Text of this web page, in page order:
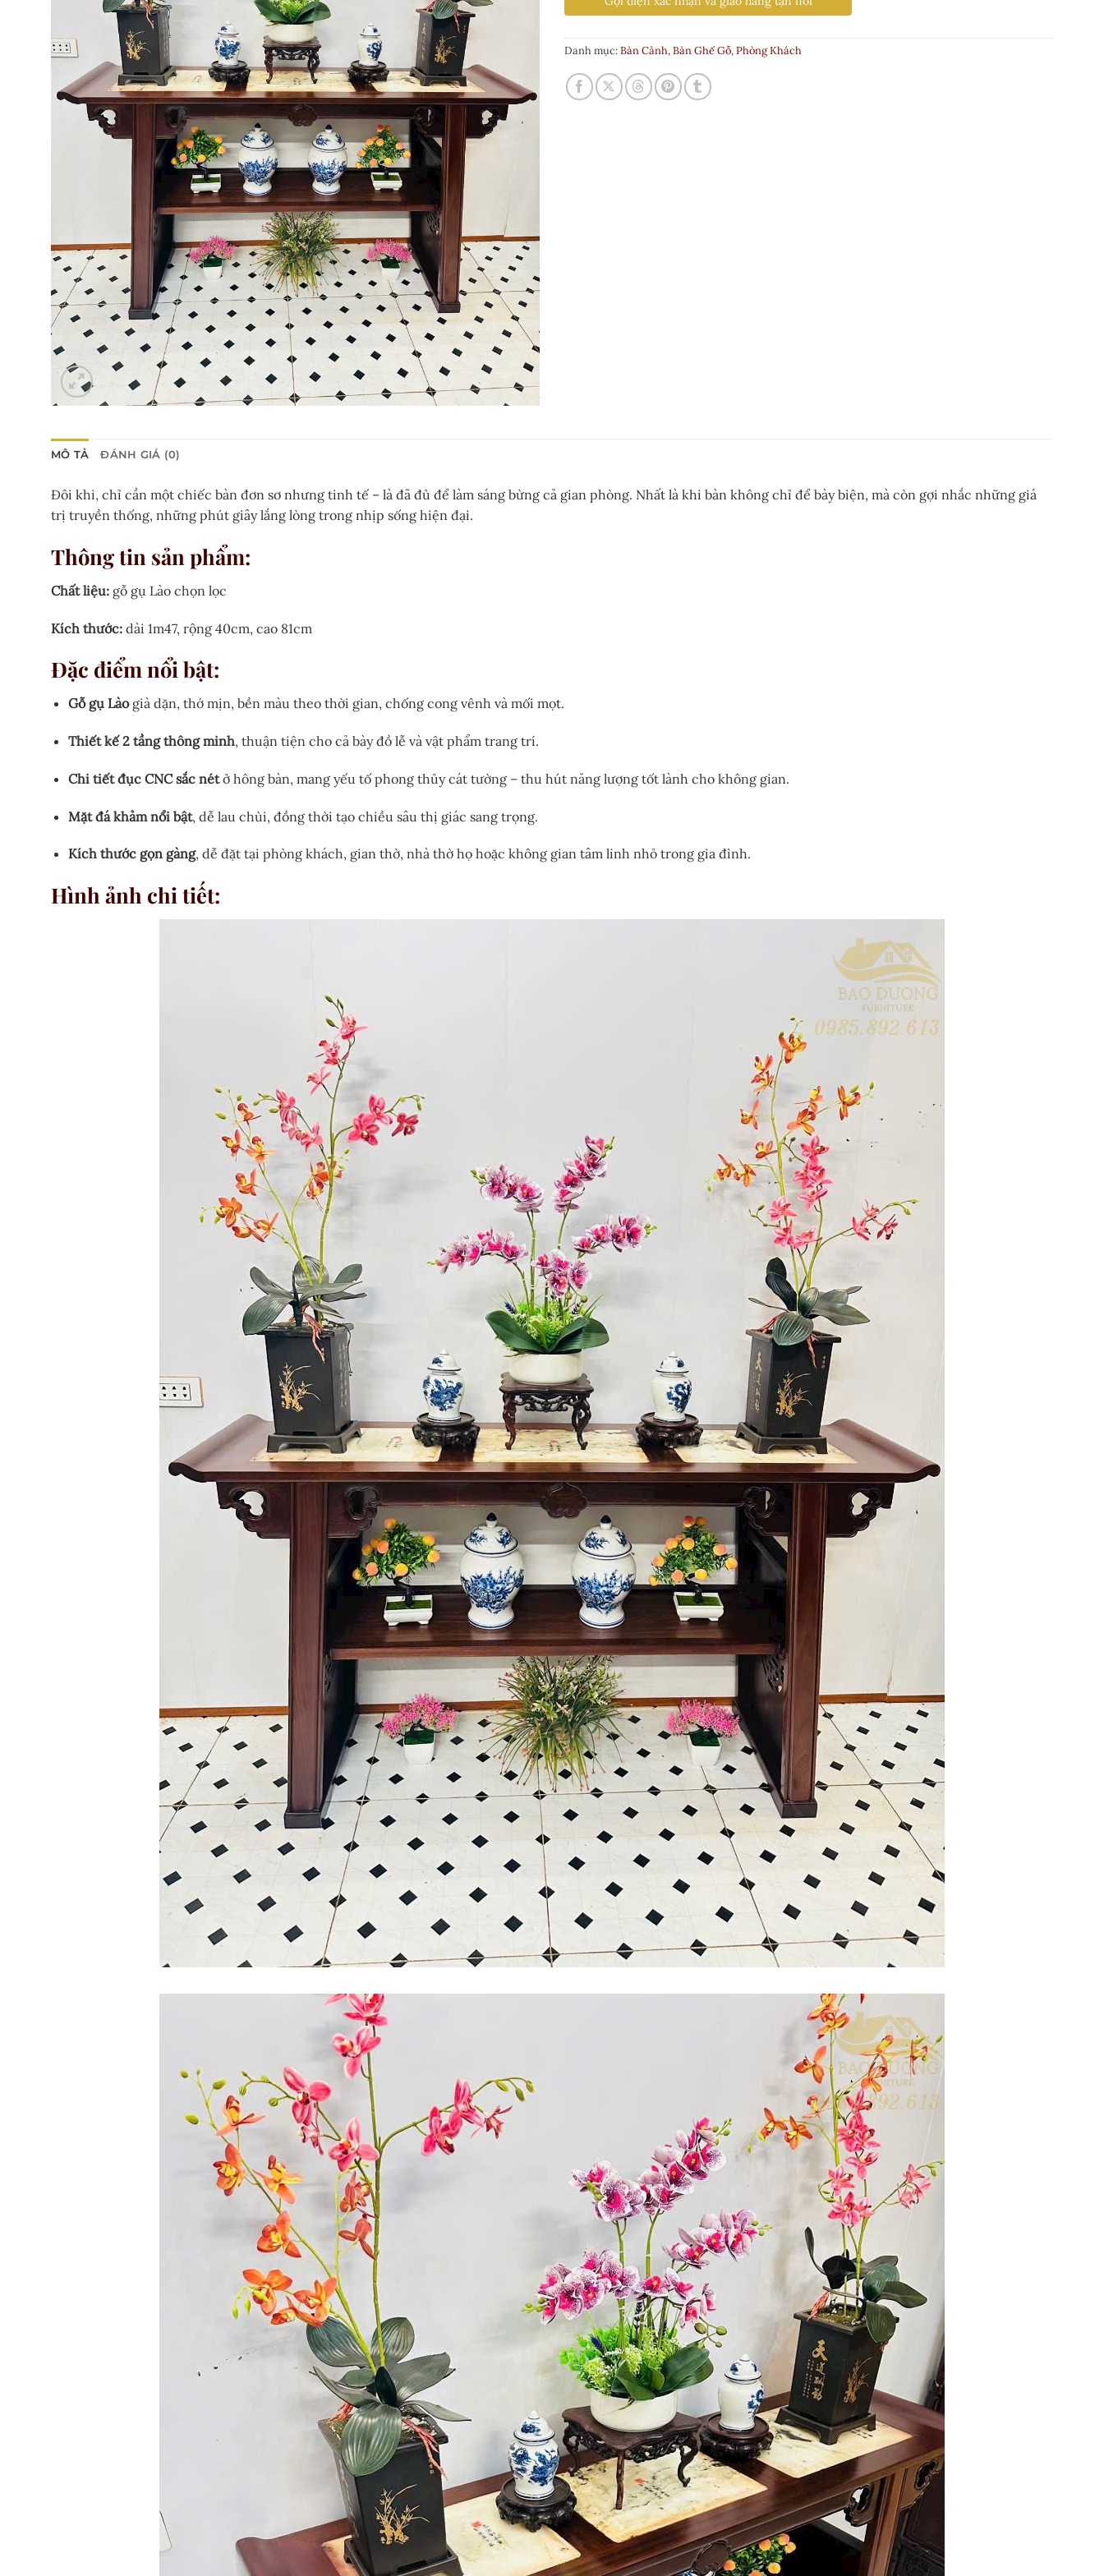
Danh mục:Bàn Cảnh,Bàn Ghế Gỗ,Phòng Khách
MÔ TẢ ĐÁNH GIÁ (0)
Đôi khi, chỉ cần một chiếc bàn đơn sơ nhưng tinh tế – là đã đủ để làm sáng bừng cả gian phòng. Nhất là khi bàn không chỉ để bày biện, mà còn gợi nhắc những giá
trị truyền thống, những phút giây lắng lòng trong nhịp sống hiện đại.
Thông tin sản phẩm:
Chất liệu: gỗ gụ Lào chọn lọc
Kích thước: dài 1m47, rộng 40cm, cao 81cm
Đặc điểm nổi bật:
Gỗ gụ Làogià dặn, thớ mịn, bền màu theo thời gian, chống cong vênh và mối mọt.
Thiết kế 2 tầng thông minh, thuận tiện cho cả bày đồ lễ và vật phẩm trang trí.
Chi tiết đục CNC sắc nétở hông bàn, mang yếu tố phong thủy cát tường – thu hút năng lượng tốt lành cho không gian.
Mặt đá khảm nổi bật, dễ lau chùi, đồng thời tạo chiều sâu thị giác sang trọng.
Kích thước gọn gàng, dễ đặt tại phòng khách, gian thờ, nhà thờ họ hoặc không gian tâm linh nhỏ trong gia đình.
Hình ảnh chi tiết: